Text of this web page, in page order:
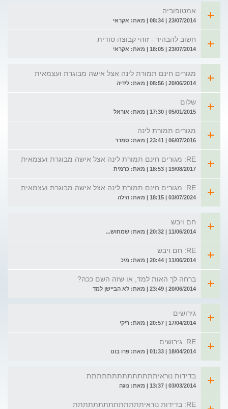
אמטופוביה
23/07/2014 | 08:34 | מאת: אקראי
חשוב להבהיר - זוהי קבוצה סודית
23/07/2014 | 18:05 | מאת: אקראי
מגורים חינם תמורת לינה אצל אישה מבוגרת ועצמאית
20/06/2014 | 08:56 | מאת: לידיה
שלום
05/01/2015 | 17:30 | מאת: אוראל
מגורים תמורת לינה
06/07/2016 | 23:41 | מאת: סמדר
RE: מגורים חינם תמורת לינה אצל אישה מבוגרת ועצמאית
19/08/2017 | 18:53 | מאת: כרמית
RE: מגורים חינם תמורת לינה אצל אישה מבוגרת ועצמאית
03/07/2024 | 18:15 | מאת: הילה
חם ויבש
11/06/2014 | 20:32 | מאת: שמחוש...
RE: חם ויבש
11/06/2014 | 20:44 | מאת: מיכ
ברחה לך האות למד, או שזה השם ככה?
20/06/2014 | 23:49 | מאת: לא הביישן למד
גירושים
17/04/2014 | 20:57 | מאת: ריקי
RE: גירושים
18/04/2014 | 01:33 | מאת: פרו בונו
בדידות נוראיתתתתתתתתתתתתתת
03/03/2014 | 13:37 | מאת: נוגה
RE: בדידות נוראיתתתתתתתתתתתתתת